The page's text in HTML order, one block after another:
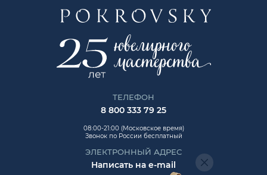
ТЕЛЕФОН
8 800 333 79 25
08:00-21:00 (Московское время)
Звонок по России бесплатный
ЭЛЕКТРОННЫЙ АДРЕС
Написать на e-mail